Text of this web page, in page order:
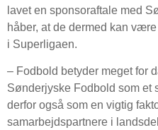
lavet en sponsoraftale med
håber, at de dermed kan
i Superligaen.
– Fodbold betyder meget for
Sønderjyske Fodbold som et
derfor også som en vigtig
samarbejdspartnere i